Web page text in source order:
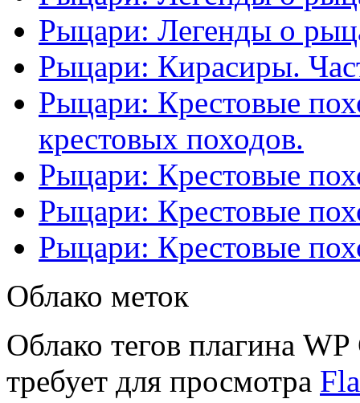
Рыцари: Легенды о
Рыцари: Кирасиры.
Рыцари: Крестовые
крестовых походов.
Рыцари: Крестовые
Рыцари: Крестовые
Рыцари: Крестовые
Облако меток
Облако тегов плагина
требует для просмотра